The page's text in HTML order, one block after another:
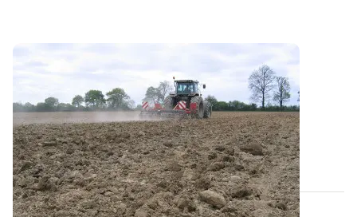
Structure du sol : les actions à suivre pour
corriger un tassement
Les interventions culturales en conditions humides
(comme les semis d'automne 2024)...
19 JUILL. 2025